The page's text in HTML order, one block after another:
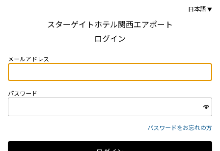
スターゲイトホテル関西エアポート
日本語
ログイン
メールアドレス
パスワード
パスワードをお忘れの方